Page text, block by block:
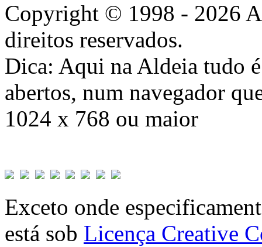
Copyright © 1998 - 2026
direitos reservados.
Dica: Aqui na Aldeia tudo
abertos, num navegador
1024 x 768 ou maior
Exceto onde
está sob Licença Creative